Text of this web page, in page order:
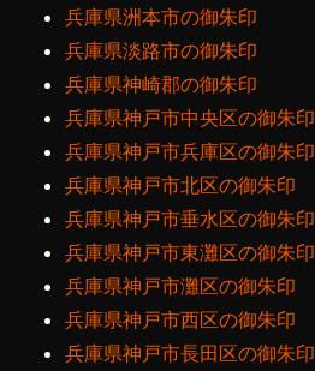
兵庫県洲本市の御朱印
兵庫県淡路市の御朱印
兵庫県神崎郡の御朱印
兵庫県神戸市中央区の御朱印
兵庫県神戸市兵庫区の御朱印
兵庫県神戸市北区の御朱印
兵庫県神戸市垂水区の御朱印
兵庫県神戸市東灘区の御朱印
兵庫県神戸市灘区の御朱印
兵庫県神戸市西区の御朱印
兵庫県神戸市長田区の御朱印